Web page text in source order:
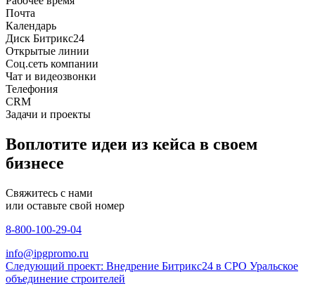
Почта
Календарь
Диск Битрикс24
Открытые линии
Соц.сеть компании
Чат и видеозвонки
Телефония
CRM
Задачи и проекты
Воплотите идеи из кейса в своем
бизнесе
Свяжитесь с нами
или оставьте свой номер
8-800-100-29-04
info@ipgpromo.ru
Следующий проект: Внедрение Битрикс24 в СРО Уральское
объединение строителей